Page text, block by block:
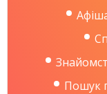
Пошук